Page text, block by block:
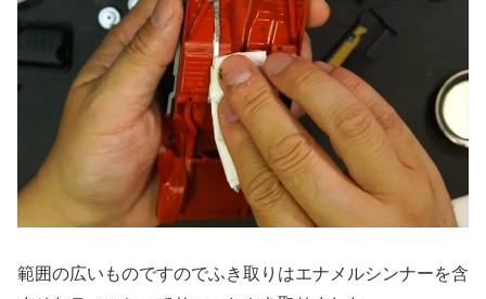
範囲の広いものですのでふき取りはエナメルシンナーを含